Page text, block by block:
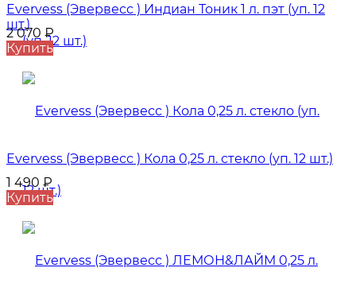
Evervess (Эвервесс ) Индиан Тоник 1 л. пэт (уп. 12
шт.)
2 070 ₽
Купить
Evervess (Эвервесс ) Кола 0,25 л. стекло (уп. 12 шт.)
1 490 ₽
Купить